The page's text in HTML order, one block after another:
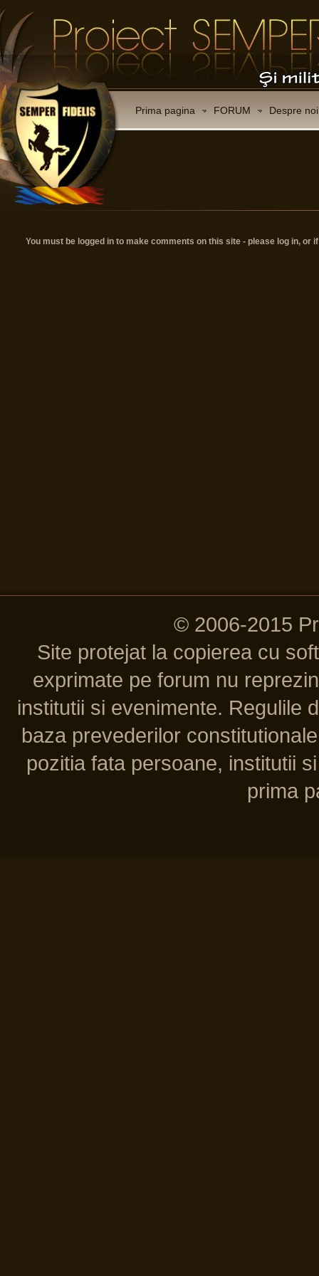
Prima pagina FORUM Despre noi
You must be logged in to make comments on this site - please log in,
© 2006-2015
Site protejat la copierea cu
exprimate pe forum nu
institutii si evenimente. Regulile
baza prevederilor
pozitia fata persoane, institutii
prima